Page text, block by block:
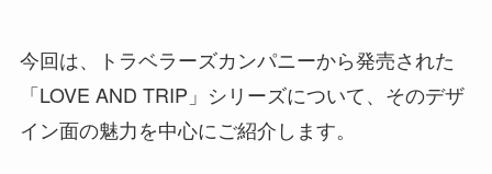
今回は、トラベラーズカンパニーから発売された
「LOVE AND TRIP」シリーズについて、そのデザ
イン面の魅力を中心にご紹介します。